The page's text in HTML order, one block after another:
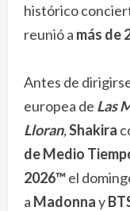
histórico
reunió a más de
Antes de
europea de Las
Lloran,Shakira
de Medio
2026™el
a Madonnay